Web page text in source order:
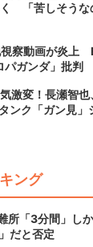
く 「苦しそう
察動画が炎上
パガンダ」批判
激変！長瀬智
ンク「ガン見」
ング
所「3分間」し
だと否定